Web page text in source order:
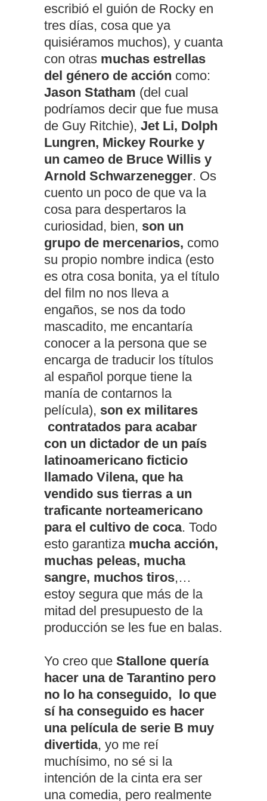
escribió el guión de Rocky en
tres días, cosa que ya
quisiéramos muchos), y cuanta
con otras muchas estrellas
del género de acción como:
Jason Statham (del cual
podríamos decir que fue musa
de Guy Ritchie), Jet Li, Dolph
Lungren, Mickey Rourke y
un cameo de Bruce Willis y
Arnold Schwarzenegger. Os
cuento un poco de que va la
cosa para despertaros la
curiosidad, bien, son un
grupo de mercenarios, como
su propio nombre indica (esto
es otra cosa bonita, ya el título
del film no nos lleva a
engaños, se nos da todo
mascadito, me encantaría
conocer a la persona que se
encarga de traducir los títulos
al español porque tiene la
manía de contarnos la
película), son ex militares
contratados para acabar
con un dictador de un país
latinoamericano ficticio
llamado Vilena, que ha
vendido sus tierras a un
traficante norteamericano
para el cultivo de coca. Todo
esto garantiza mucha acción,
muchas peleas, mucha
sangre, muchos tiros,…
estoy segura que más de la
mitad del presupuesto de la
producción se les fue en balas.
Yo creo que Stallone quería
hacer una de Tarantino pero
no lo ha conseguido, lo que
sí ha conseguido es hacer
una película de serie B muy
divertida, yo me reí
muchísimo, no sé si la
intención de la cinta era ser
una comedia, pero realmente